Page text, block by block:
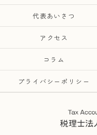
代表あいさつ
アクセス
コラム
プライバシーポリシー